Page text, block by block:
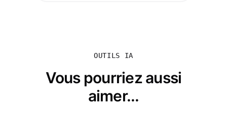
OUTILS IA
Vous pourriez aussi
aimer...